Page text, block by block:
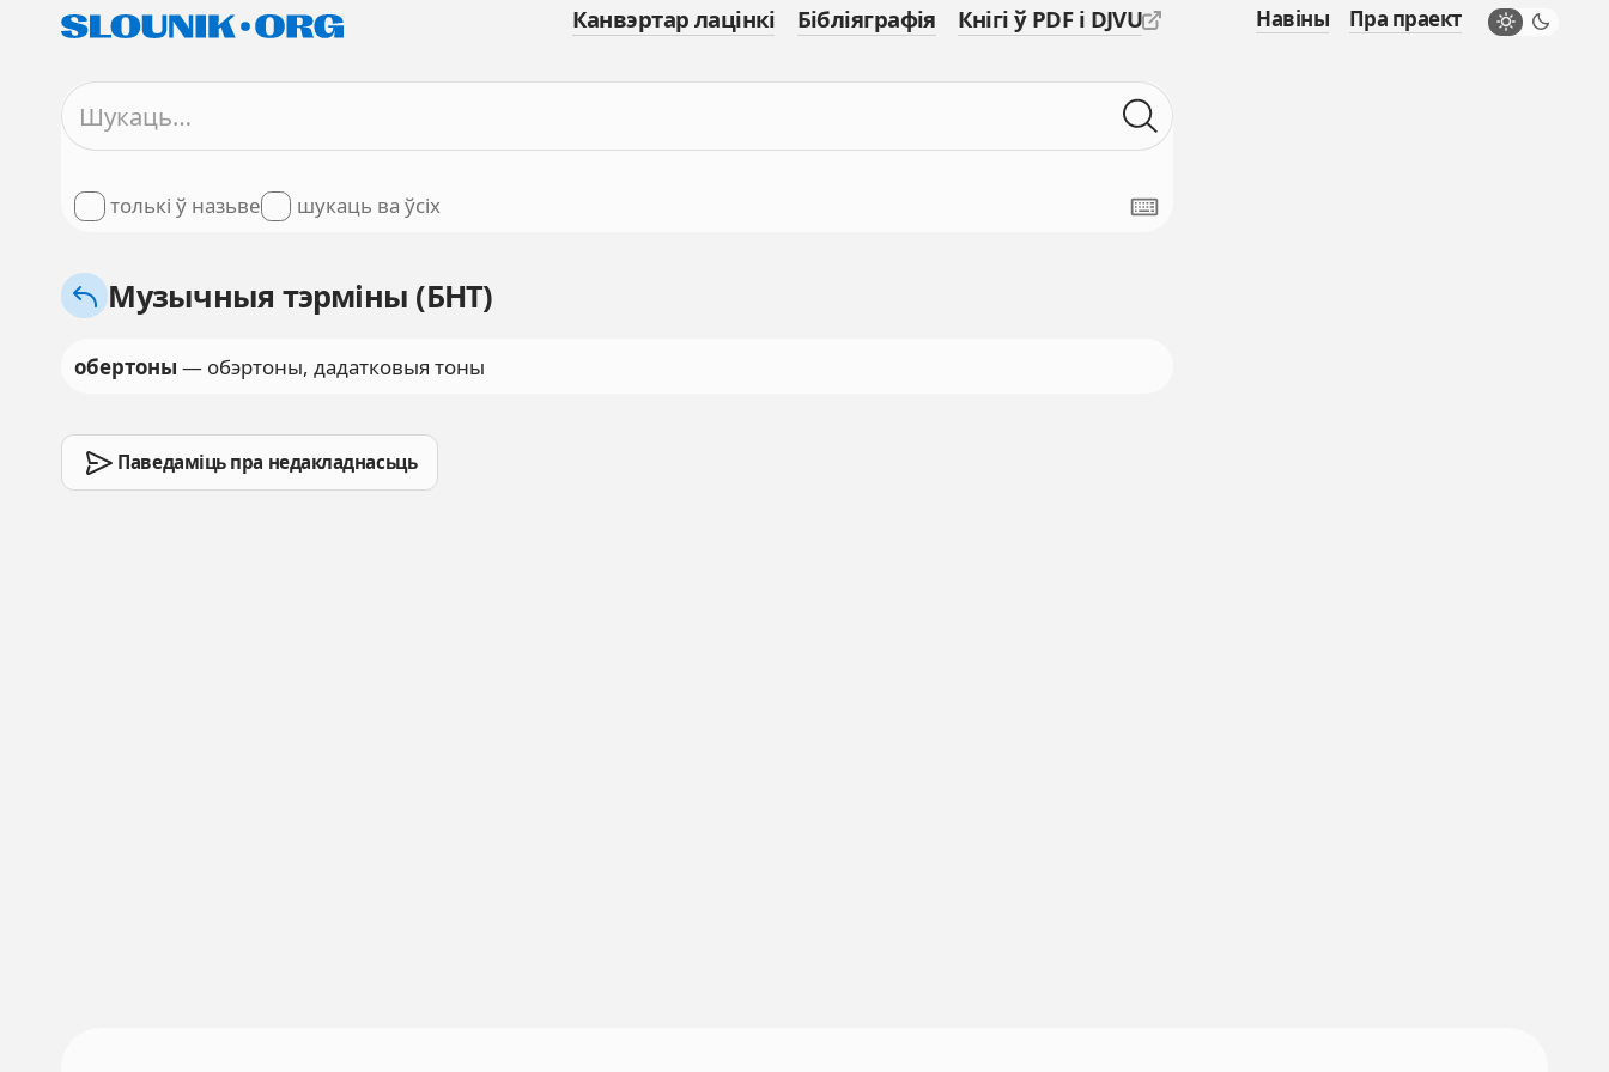
Канвэртар лацінкі Бібліяграфія Кнігі ў PDF і DJVU Навіны Пра праект
толькі ў назьве шукаць ва ўсіх
Музычныя тэрміны (БНТ)
обертоны — обэртоны, дадатковыя тоны
Паведаміць пра недакладнасьць